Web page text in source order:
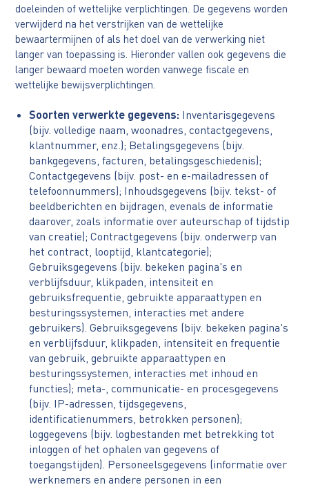
doeleinden of wettelijke verplichtingen. De gegevens worden
verwijderd na het verstrijken van de wettelijke
bewaartermijnen of als het doel van de verwerking niet
langer van toepassing is. Hieronder vallen ook gegevens die
langer bewaard moeten worden vanwege fiscale en
wettelijke bewijsverplichtingen.
Soorten verwerkte gegevens: Inventarisgegevens
(bijv. volledige naam, woonadres, contactgegevens,
klantnummer, enz.); Betalingsgegevens (bijv.
bankgegevens, facturen, betalingsgeschiedenis);
Contactgegevens (bijv. post- en e-mailadressen of
telefoonnummers); Inhoudsgegevens (bijv. tekst- of
beeldberichten en bijdragen, evenals de informatie
daarover, zoals informatie over auteurschap of tijdstip
van creatie); Contractgegevens (bijv. onderwerp van
het contract, looptijd, klantcategorie);
Gebruiksgegevens (bijv. bekeken pagina's en
verblijfsduur, klikpaden, intensiteit en
gebruiksfrequentie, gebruikte apparaattypen en
besturingssystemen, interacties met andere
gebruikers). Gebruiksgegevens (bijv. bekeken pagina's
en verblijfsduur, klikpaden, intensiteit en frequentie
van gebruik, gebruikte apparaattypen en
besturingssystemen, interacties met inhoud en
functies); meta-, communicatie- en procesgegevens
(bijv. IP-adressen, tijdsgegevens,
identificatienummers, betrokken personen);
loggegevens (bijv. logbestanden met betrekking tot
inloggen of het ophalen van gegevens of
toegangstijden). Personeelsgegevens (informatie over
werknemers en andere personen in een